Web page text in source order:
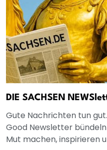
DIE SACHSEN
Gute Nachrichten tun
Good Newsletter
Mut machen, inspirieren